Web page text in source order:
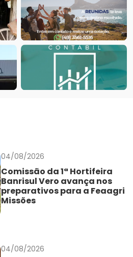
04/08/2026
Comissão da 1ª Hortifeira
Banrisul Vero avança nos
preparativos para a Feaagri
Missões
04/08/2026